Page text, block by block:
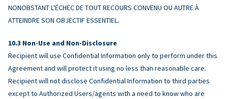
NONOBSTANT L'ÉCHEC DE TOUT RECOURS CONVENU OU AUTRE À
ATTEINDRE SON OBJECTIF ESSENTIEL.
Non-Use and Non-Disclosure
Recipient will use Confidential Information only to perform under this
Agreement and will protect it using no less than reasonable care.
Recipient will not disclose Confidential Information to third parties
except to Authorized Users/agents with a need to know who are